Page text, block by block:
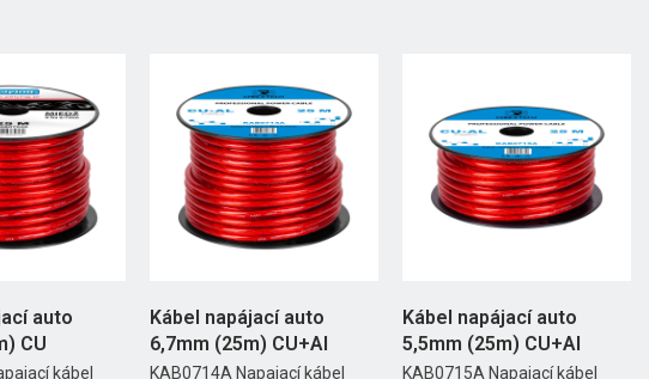
auto
CU
kábel
Kábel napájací auto
6,7mm (25m) CU+Al
KAB0714A Napajací kábel
Kábel napájací auto
5,5mm (25m) CU+Al
KAB0715A Napajací kábel